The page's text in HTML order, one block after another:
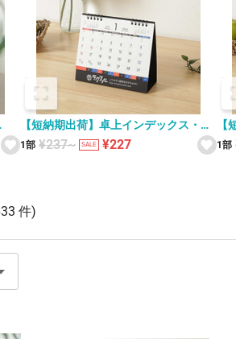
【短納期出荷】卓上インデックス・ス
ケジュール カレンダー SG-919
1部 ¥237~ SALE ¥227
【
ー
1部
件)